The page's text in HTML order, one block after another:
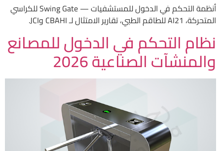
أنظمة التحكم في الدخول للمستشفيات — Swing Gate للكراسي
المتحركة، AI21 للطاقم الطبي، تقارير الامتثال لـ CBAHI وJCI.
نظام التحكم في الدخول للمصانع
والمنشآت الصناعية 2026